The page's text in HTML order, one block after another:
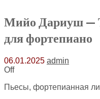
Мийо Дариуш —
для фортепиано
06.01.2025 admin
Off
Пьесы, фортепианная